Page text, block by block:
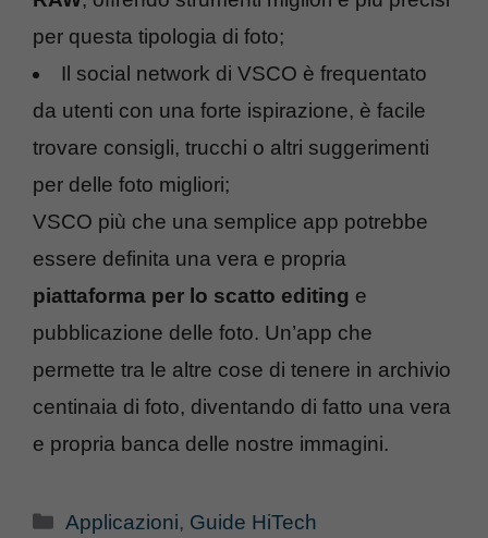
per questa tipologia di foto;
Il social network di VSCO è frequentato
da utenti con una forte ispirazione, è facile
trovare consigli, trucchi o altri suggerimenti
per delle foto migliori;
VSCO più che una semplice app potrebbe
essere definita una vera e propria
piattaforma per lo scatto editing e
pubblicazione delle foto. Un’app che
permette tra le altre cose di tenere in archivio
centinaia di foto, diventando di fatto una vera
e propria banca delle nostre immagini.
Categorie
Applicazioni, Guide HiTech